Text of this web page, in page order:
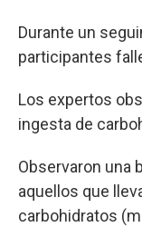
Durante un
participantes
Los expertos
ingesta de
Observaron una
aquellos que
carbohidratos